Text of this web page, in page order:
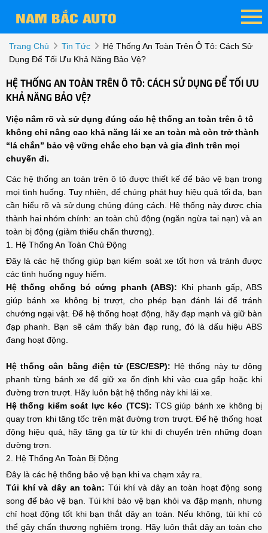
Trang Chủ Tin Tức
Hệ Thống An Toàn Trên Ô Tô: Cách Sử
Dụng Để Tối Ưu Khả Năng Bảo Vệ?
HỆ THỐNG AN TOÀN TRÊN Ô TÔ: CÁCH SỬ DỤNG ĐỂ TỐI ƯU
KHẢ NĂNG BẢO VỆ?
Việc nắm rõ và sử dụng đúng các hệ thống an toàn trên ô tô
không chỉ nâng cao khả năng lái xe an toàn mà còn trở thành
“lá chắn” bảo vệ vững chắc cho bạn và gia đình trên mọi
chuyến đi.
Các hệ thống an toàn trên ô tô được thiết kế để bảo vệ bạn trong
mọi tình huống. Tuy nhiên, để chúng phát huy hiệu quả tối đa, bạn
cần hiểu rõ và sử dụng chúng đúng cách. Hệ thống này được chia
thành hai nhóm chính: an toàn chủ động (ngăn ngừa tai nạn) và an
toàn bị động (giảm thiểu chấn thương).
1. Hệ Thống An Toàn Chủ Động
Đây là các hệ thống giúp bạn kiểm soát xe tốt hơn và tránh được
các tình huống nguy hiểm.
Hệ thống chống bó cứng phanh (ABS): Khi phanh gấp, ABS
giúp bánh xe không bị trượt, cho phép bạn đánh lái để tránh
chướng ngại vật. Để hệ thống hoạt động, hãy đạp mạnh và giữ bàn
đạp phanh. Bạn sẽ cảm thấy bàn đạp rung, đó là dấu hiệu ABS
đang hoạt động.
Hệ thống cân bằng điện tử (ESC/ESP): Hệ thống này tự động
phanh từng bánh xe để giữ xe ổn định khi vào cua gấp hoặc khi
đường trơn trượt. Hãy luôn bật hệ thống này khi lái xe.
Hệ thống kiểm soát lực kéo (TCS): TCS giúp bánh xe không bị
quay trơn khi tăng tốc trên mặt đường trơn trượt. Để hệ thống hoạt
động hiệu quả, hãy tăng ga từ từ khi di chuyển trên những đoạn
đường trơn.
2. Hệ Thống An Toàn Bị Động
Đây là các hệ thống bảo vệ bạn khi va chạm xảy ra.
Túi khí và dây an toàn: Túi khí và dây an toàn hoạt động song
song để bảo vệ bạn. Túi khí bảo vệ bạn khỏi va đập mạnh, nhưng
chỉ hoạt động tốt khi bạn thắt dây an toàn. Nếu không, túi khí có
thể gây chấn thương nghiêm trọng. Hãy luôn thắt dây an toàn cho